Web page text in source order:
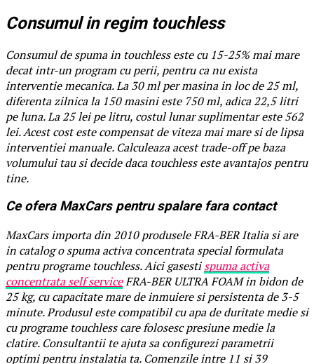
Consumul in regim touchless
Consumul de spuma in touchless este cu 15-25% mai mare
decat intr-un program cu perii, pentru ca nu exista
interventie mecanica. La 30 ml per masina in loc de 25 ml,
diferenta zilnica la 150 masini este 750 ml, adica 22,5 litri
pe luna. La 25 lei pe litru, costul lunar suplimentar este 562
lei. Acest cost este compensat de viteza mai mare si de lipsa
interventiei manuale. Calculeaza acest trade-off pe baza
volumului tau si decide daca touchless este avantajos pentru
tine.
Ce ofera MaxCars pentru spalare fara contact
MaxCars importa din 2010 produsele FRA-BER Italia si are
in catalog o spuma activa concentrata special formulata
pentru programe touchless. Aici gasestispuma activa
concentrata self serviceFRA-BER ULTRA FOAM in bidon de
25 kg, cu capacitate mare de inmuiere si persistenta de 3-5
minute. Produsul este compatibil cu apa de duritate medie si
cu programe touchless care folosesc presiune medie la
clatire. Consultantii te ajuta sa configurezi parametrii
optimi pentru instalatia ta. Comenzile intre 11 si 39